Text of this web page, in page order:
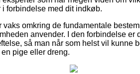
forbindelse med dit indkøb.
omkring de fundamentale
anvender. I den forbindelse er
så man når som helst vil kunne
pige eller dreng.